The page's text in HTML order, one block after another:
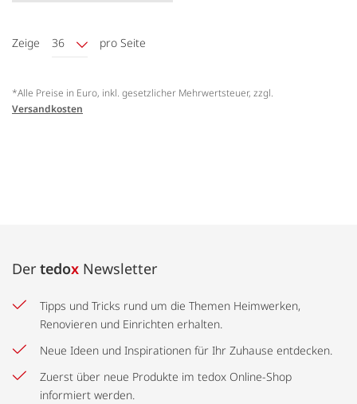
Zeige 36 pro Seite
*Alle Preise in Euro, inkl. gesetzlicher Mehrwertsteuer, zzgl.
Versandkosten
Der tedox Newsletter
Tipps und Tricks rund um die Themen Heimwerken,
Renovieren und Einrichten erhalten.
Neue Ideen und Inspirationen für Ihr Zuhause entdecken.
Zuerst über neue Produkte im tedox Online-Shop
informiert werden.